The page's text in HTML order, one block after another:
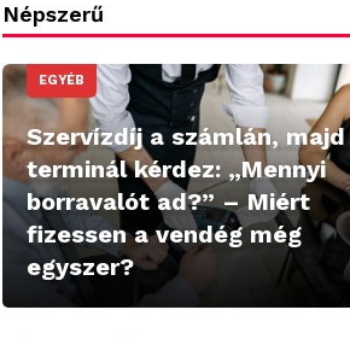
Népszerű
EGYÉB
Szervízdíj a számlán, majd
terminál kérdez: „Mennyi
borravalót ad?” – Miért
fizessen a vendég még
egyszer?